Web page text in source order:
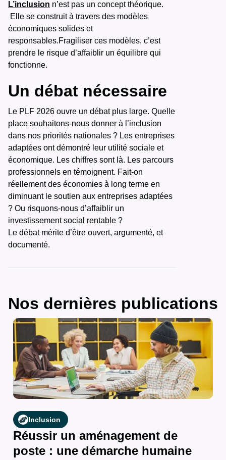
L’inclusion n’est pas un concept théorique.
Elle se construit à travers des modèles
économiques solides et
responsables.Fragiliser ces modèles, c’est
prendre le risque d’affaiblir un équilibre qui
fonctionne.
Un débat nécessaire
Le PLF 2026 ouvre un débat plus large. Quelle
place souhaitons-nous donner à l’inclusion
dans nos priorités nationales ? Les entreprises
adaptées ont démontré leur utilité sociale et
économique. Les chiffres sont là. Les parcours
professionnels en témoignent. Fait-on
réellement des économies à long terme en
diminuant le soutien aux entreprises adaptées
? Ou risquons-nous d’affaiblir un
investissement social rentable ?
Le débat mérite d’être ouvert, argumenté, et
documenté.
Nos dernières publications
Inclusion
Réussir un aménagement de
poste : une démarche humaine